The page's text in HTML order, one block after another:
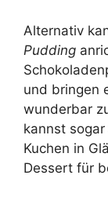
Alternativ
Pudding
und bringen
wunderbar
kannst
Kuchen in
Dessert für